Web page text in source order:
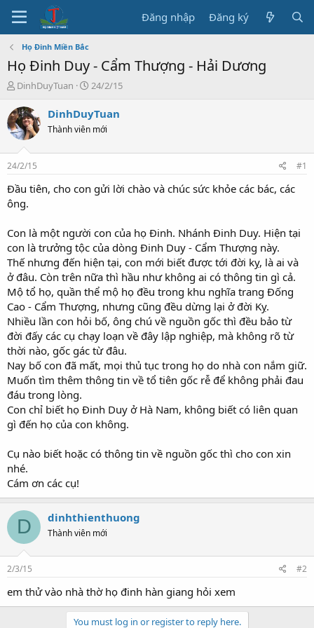
Đăng nhập Đăng ký
Họ Đinh Miền Bắc
Họ Đinh Duy - Cẩm Thượng - Hải Dương
T
r
e
a
s
t
a
t
r
DinhDuyTuan
N
à
y
b
ầ
u
24/2/15
DinhDuyTuan
Thành viên mới
24/2/15 #1
Đầu tiên, cho con gửi lời chào và chúc sức khỏe các bác, các
ông.
Con là một người con của họ Đinh. Nhánh Đinh Duy. Hiện tại
con là trưởng tộc của dòng Đinh Duy - Cẩm Thượng này.
Thế nhưng đến hiện tại, con mới biết được tới đời kỵ, là ai và
ở đâu. Còn trên nữa thì hầu như không ai có thông tin gì cả.
Mộ tổ họ, quần thể mộ họ đều trong khu nghĩa trang Đống
Cao - Cẩm Thượng, nhưng cũng đều dừng lại ở đời Kỵ.
Nhiều lần con hỏi bố, ông chú về nguồn gốc thì đều bảo từ
đời đấy các cụ chạy loạn về đây lập nghiệp, mà không rõ từ
thời nào, gốc gác từ đâu.
Nay bố con đã mất, mọi thủ tục trong họ do nhà con nắm giữ.
Muốn tìm thêm thông tin về tổ tiên gốc rễ để không phải đau
đáu trong lòng.
Con chỉ biết họ Đinh Duy ở Hà Nam, không biết có liên quan
gì đến họ của con không.
Cụ nào biết hoặc có thông tin về nguồn gốc thì cho con xin
nhé.
Cám ơn các cụ!
D dinhthienthuong
Thành viên mới
2/3/15 #2
em thử vào nhà thờ họ đinh hàn giang hỏi xem
You must log in or register to reply here.